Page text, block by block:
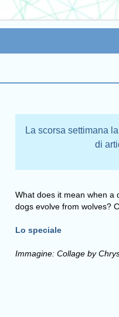
La scorsa settimana
di
What does it mean when a
dogs evolve from wolves?
Lo speciale
Immagine: Collage by